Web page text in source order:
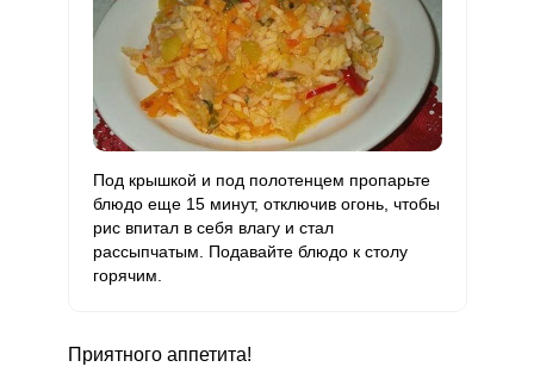
Под крышкой и под полотенцем пропарьте
блюдо еще 15 минут, отключив огонь, чтобы
рис впитал в себя влагу и стал
рассыпчатым. Подавайте блюдо к столу
горячим.
Приятного аппетита!